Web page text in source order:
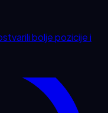
bolje pozicije i